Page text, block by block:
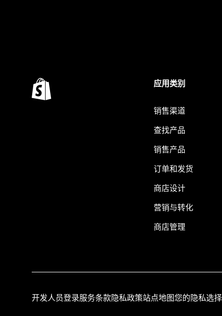
应用类别
销售渠道
查找产品
销售产品
订单和发货
商店设计
营销与转化
商店管理
开发人员登录服务条款隐私政策站点地图您的隐私选择